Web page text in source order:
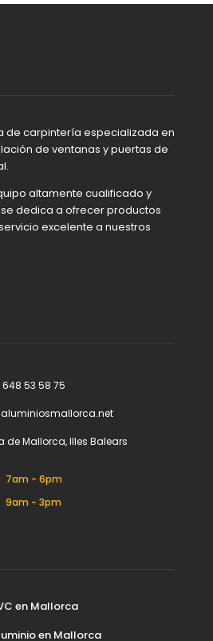
de carpintería especializada en
de ventanas y puertas de
altamente cualificado y
dedica a ofrecer productos
excelente a nuestros
53 58 75
de Mallorca, Illes Balears
7am - 6pm
9am - 3pm
en Mallorca
en Mallorca